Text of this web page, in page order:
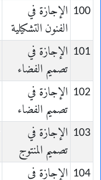
100 الإجازة في
الفنون التشكيلية
101 الإجازة في
تصميم الفضاء
102 الإجازة في
تصميم الفضاء
103 الإجازة في
تصميم المنتوج
104 الإجازة في